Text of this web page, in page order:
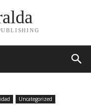
Uncategorized